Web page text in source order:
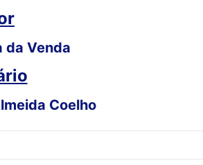
da Venda
Coelho